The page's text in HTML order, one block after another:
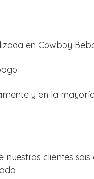
en Cowboy
y en la
nuestros clientes